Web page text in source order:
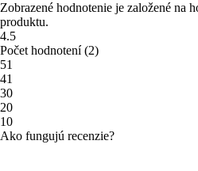
Zobrazené hodnotenie je založené na
produktu.
4.5
Počet hodnotení(2)
51
41
30
20
10
Ako fungujú recenzie?